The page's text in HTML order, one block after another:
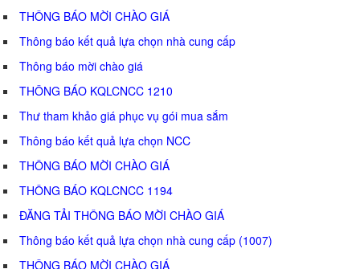
THÔNG BÁO MỜI CHÀO GIÁ
Thông báo kết quả lựa chọn nhà cung cấp
Thông báo mời chào giá
THÔNG BÁO KQLCNCC 1210
Thư tham khảo giá phục vụ gói mua sắm
Thông báo kết quả lựa chọn NCC
THÔNG BÁO MỜI CHÀO GIÁ
THÔNG BÁO KQLCNCC 1194
ĐĂNG TẢI THÔNG BÁO MỜI CHÀO GIÁ
Thông báo kết quả lựa chọn nhà cung cấp (1007)
THÔNG BÁO MỜI CHÀO GIÁ